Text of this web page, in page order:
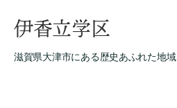
伊香立学区
滋賀県大津市にある歴史あふれた地域